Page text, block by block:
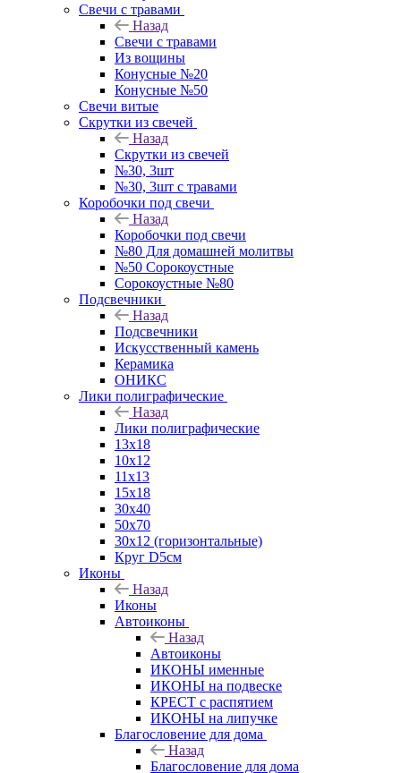
Свечи с травами
Назад
Свечи с травами
Из вощины
Конусные №20
Конусные №50
Свечи витые
Скрутки из свечей
Назад
Скрутки из свечей
№30, 3шт
№30, 3шт с травами
Коробочки под свечи
Назад
Коробочки под свечи
№80 Для домашней молитвы
№50 Сорокоустные
Сорокоустные №80
Подсвечники
Назад
Подсвечники
Искусственный камень
Керамика
ОНИКС
Лики полиграфические
Назад
Лики полиграфические
13x18
10x12
11х13
15х18
30x40
50x70
30x12 (горизонтальные)
Круг D5см
Иконы
Назад
Иконы
Автоиконы
Назад
Автоиконы
ИКОНЫ именные
ИКОНЫ на подвеске
КРЕСТ с распятием
ИКОНЫ на липучке
Благословение для дома
Назад
Благословение для дома